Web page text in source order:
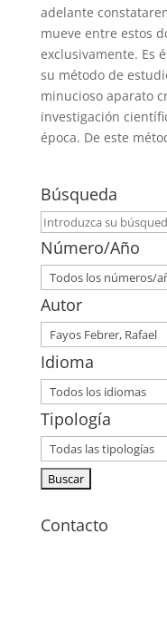
adelante
mueve entre estos
exclusivamente. Es
su método de
minucioso aparato
investigación
época. De este
Búsqueda
Número/Año
Autor
Idioma
Tipología
Contacto